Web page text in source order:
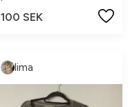
100 SEK
lima